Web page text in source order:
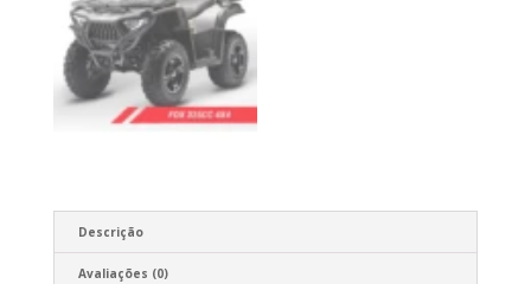
Descrição
Avaliações (0)